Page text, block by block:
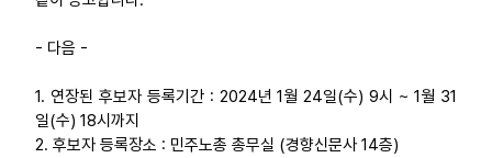
- 다음 -
1. 연장된 후보자 등록기간 : 2024년 1월 24일(수) 9시 ~ 1월 31
일(수) 18시까지
2. 후보자 등록장소 : 민주노총 총무실 (경향신문사 14층)